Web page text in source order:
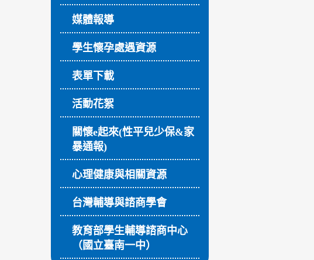
媒體報導
學生懷孕處遇資源
表單下載
活動花絮
關懷e起來(性平兒少保&家
暴通報)
心理健康與相關資源
台灣輔導與諮商學會
教育部學生輔導諮商中心
（國立臺南一中）